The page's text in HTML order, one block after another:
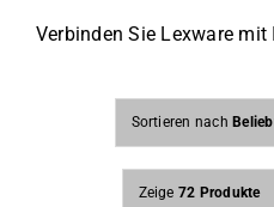
Verbinden Sie Lexware mit
Sortieren nach
Zeige 72 Produkte